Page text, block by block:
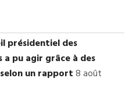
présidentiel des
pu agir grâce à des
un rapport8 août